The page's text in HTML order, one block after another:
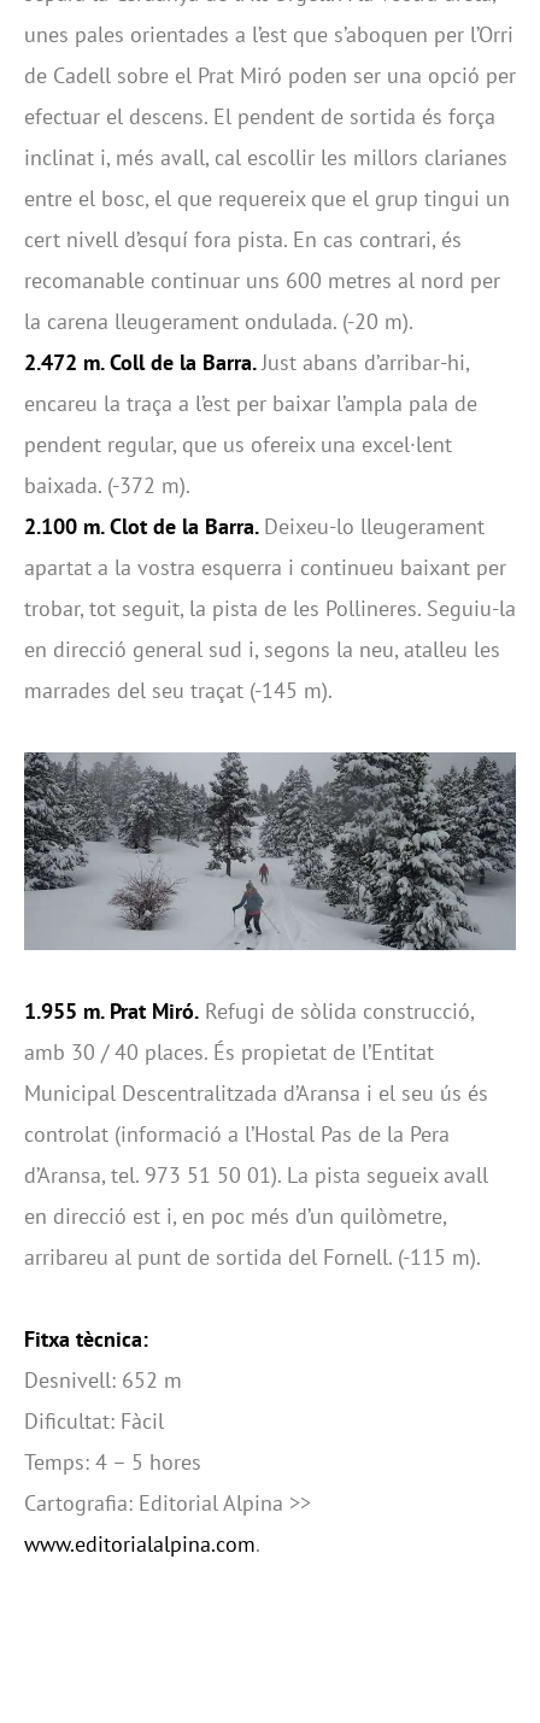
unes pales orientades a l’est que s’aboquen per l’Orri
de Cadell sobre el Prat Miró poden ser una opció per
efectuar el descens. El pendent de sortida és força
inclinat i, més avall, cal escollir les millors clarianes
entre el bosc, el que requereix que el grup tingui un
cert nivell d’esquí fora pista. En cas contrari, és
recomanable continuar uns 600 metres al nord per
la carena lleugerament ondulada. (-20 m).
2.472 m. Coll de la Barra.Just abans d’arribar-hi,
encareu la traça a l’est per baixar l’ampla pala de
pendent regular, que us ofereix una excel·lent
baixada. (-372 m).
2.100 m. Clot de la Barra. Deixeu-lo lleugerament
apartat a la vostra esquerra i continueu baixant per
trobar, tot seguit, la pista de les Pollineres. Seguiu-la
en direcció general sud i, segons la neu, atalleu les
marrades del seu traçat (-145 m).
1.955 m. Prat Miró. Refugi de sòlida construcció,
amb 30 / 40 places. És propietat de l’Entitat
Municipal Descentralitzada d’Aransa i el seu ús és
controlat (informació a l’Hostal Pas de la Pera
d’Aransa, tel. 973 51 50 01). La pista segueix avall
en direcció est i, en poc més d’un quilòmetre,
arribareu al punt de sortida del Fornell. (-115 m).
Fitxa tècnica:
Desnivell: 652 m
Dificultat: Fàcil
Temps: 4 – 5 hores
Cartografia: Editorial Alpina >>
www.editorialalpina.com.